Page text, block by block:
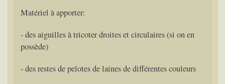
Matériel à apporter:
- des aiguilles à tricoter droites et circulaires (si on en
possède)
- des restes de pelotes de laines de différentes couleurs